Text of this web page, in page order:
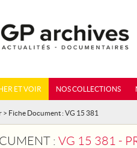
ET VOIR NOS COLLECTIONS
> Fiche Document : VG 15 381
: VG 15 381 -